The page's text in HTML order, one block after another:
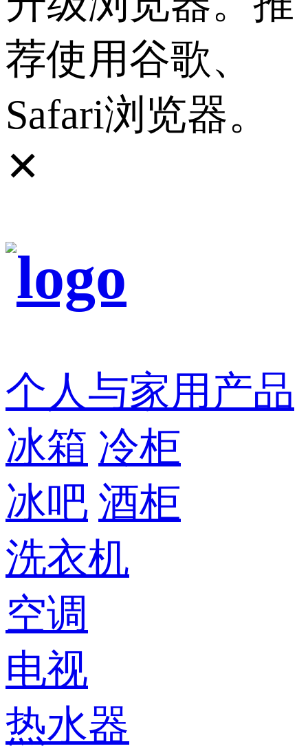
荐使用谷歌、
Safari浏览器。
✕
个人与家用产品
冰箱 冷柜
冰吧 酒柜
洗衣机
空调
电视
热水器